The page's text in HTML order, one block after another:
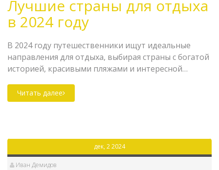
Лучшие страны для отдыха
в 2024 году
В 2024 году путешественники ищут идеальные
направления для отдыха, выбирая страны с богатой
историей, красивыми пляжами и интересной
популярные страны для отпуска, которые
завоевали сердца туристов. Обсудим фаворитов и
Независимо от того, обожаете ли вы морской бриз
или предпочитаете горные виды, каждая страна
предлагает уникальные впечатления.
Читать далее
дек, 2 2024
Иван Демидов